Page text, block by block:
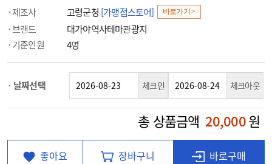
제조사 고령군청 [가맹점스토어] 바로가기 >
브랜드
대가야역사테마관광지
기준인원
4명
날짜선택 체크인 체크아웃
총 상품금액 20,000원
좋아요 장바구니 바로구매